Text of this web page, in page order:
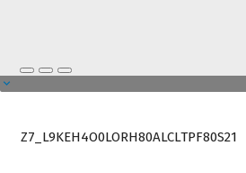
Z7_L9KEH4O0LORH80ALCLTPF80S21